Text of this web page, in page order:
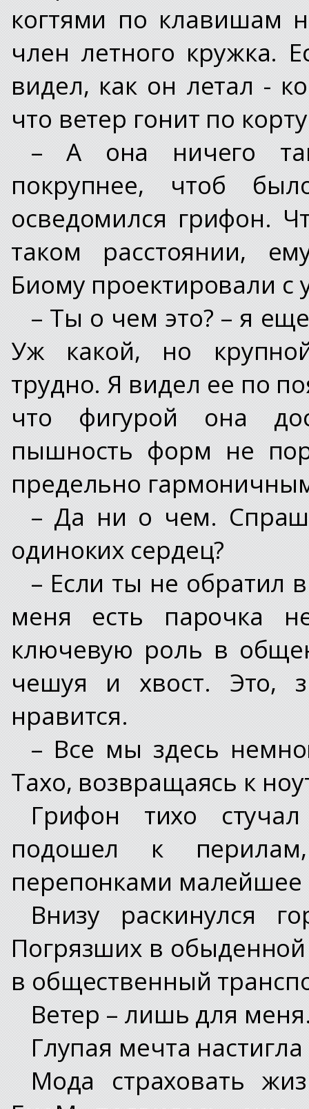
когтями по клавишам
член летного кружка.
видел, как он летал -
что ветер гонит по
– А она ничего
покрупнее, чтоб
осведомился грифон.
таком расстоянии,
Биому проектировали с
– Ты о чем это? – я
Уж какой, но
трудно. Я видел ее по
что фигурой она
пышность форм не
предельно
– Да ни о чем.
одиноких сердец?
– Если ты не обратил
меня есть парочка
ключевую роль в
чешуя и хвост. Это,
нравится.
– Все мы здесь
Тахо, возвращаясь к
Грифон тихо
подошел к
перепонками малейшее
Внизу раскинулся
Погрязших в
в общественный
Ветер – лишь для
Глупая мечта
Мода страховать